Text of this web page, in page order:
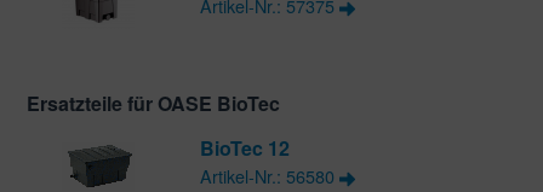
Artikel-Nr.: 57375
Ersatzteile für OASE BioTec
BioTec 12
Artikel-Nr.: 56580